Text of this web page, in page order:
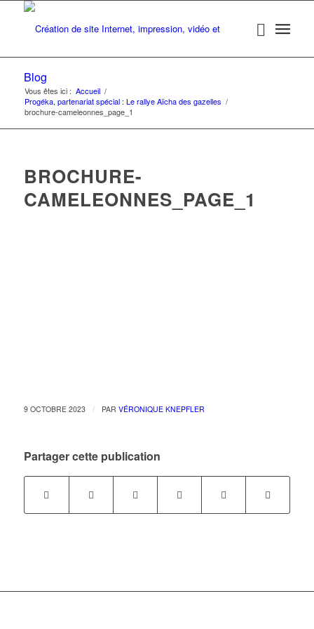
Blog
Vous êtes ici : Accueil /
Progéka, partenariat spécial : Le rallye Aïcha des gazelles /
brochure-cameleonnes_page_1
BROCHURE-
CAMELEONNES_PAGE_1
9 OCTOBRE 2023 / PAR VÉRONIQUE KNEPFLER
Partager cette publication